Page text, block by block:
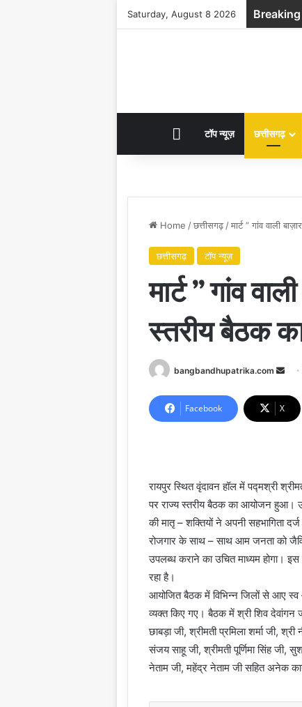
Saturday, August 8 2026
HOMEटॉप न्यूज़ छत्तीसगढ़
Home /छत्तीसगढ़ /मार्ट ” गांव वाली
छत्तीसगढ़ टॉप न्यूज़
मार्ट ” गांव
स्तरीय बैठक
bangbandhupatrika.com
email
Facebook X
रायपुर स्थित वृंदावन हॉल में पद्मश्री
पर राज्य स्तरीय बैठक का आयोजन हुआ।
की मातृ – शक्तियों ने अपनी सहभागिता
रोजगार के साथ – साथ आम जनता को जैविक
उपलब्ध कराने का उचित माध्यम होगा।
रहा है।
आयोजित बैठक में विभिन्न जिलों से आए स्व
व्यक्त किए गए। बैठक में श्री शिव देवांगन
छाबड़ा जी, श्रीमती प्रमिला शर्मा जी,
संजय साहू जी, श्रीमती पूर्णिमा सिंह जी,
नेताम जी, महेंद्र नेताम जी सहित अनेक